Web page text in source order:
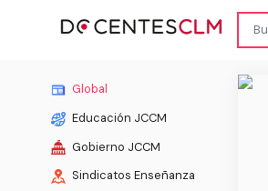
Global
Educación JCCM
Gobierno JCCM
Sindicatos Enseñanza